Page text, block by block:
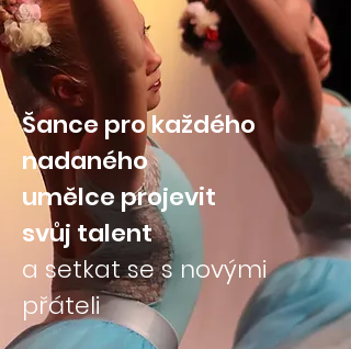
Šance pro každého
nadaného
umělce projevit
svůj talent
a setkat se s novými
přáteli